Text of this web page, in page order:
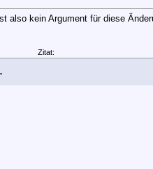
also kein Argument für diese
Zitat: